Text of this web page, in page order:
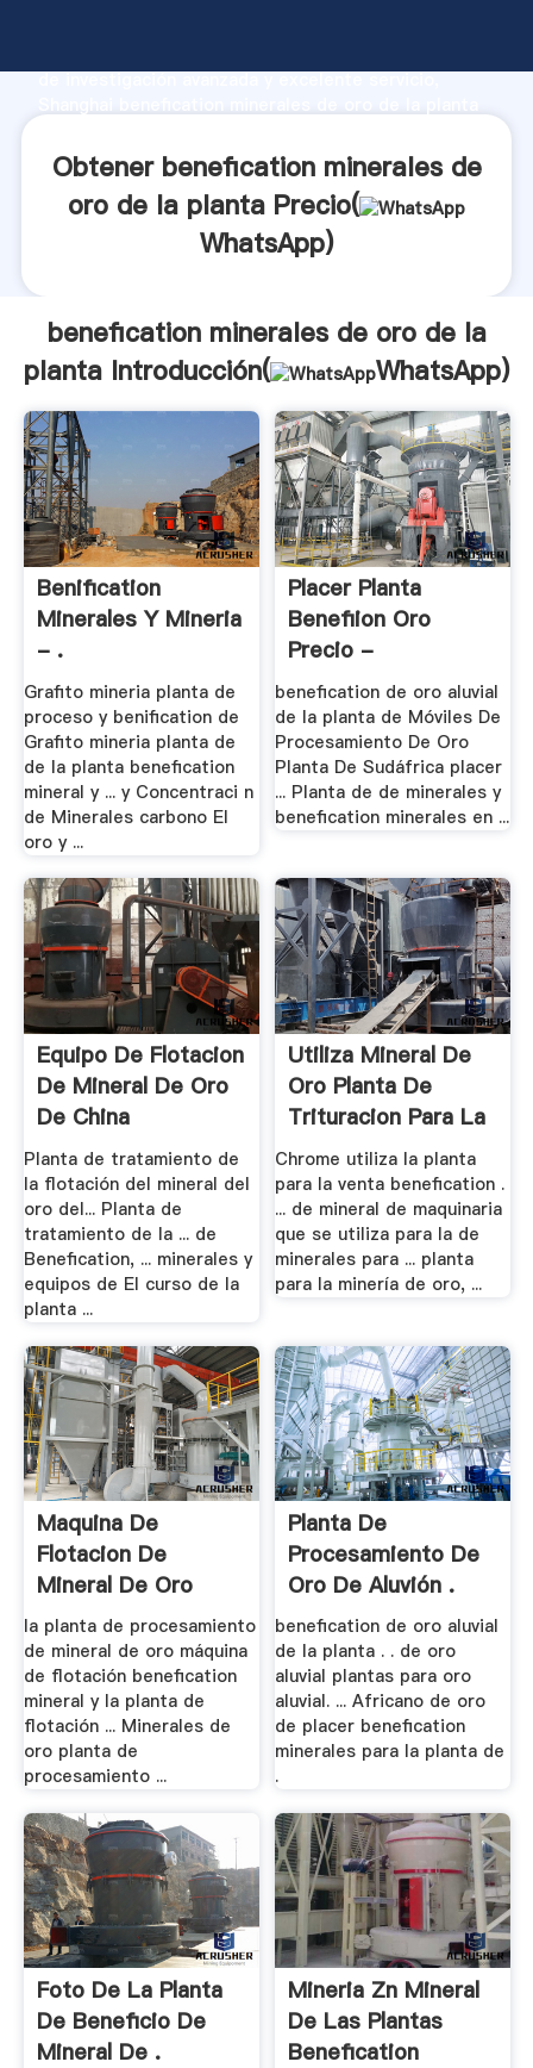
de investigación avanzada y excelente servicio,
clientes.
Obtener benefication minerales de
oro de la planta Precio(
WhatsApp)
benefication minerales de oro de la
planta Introducción(
WhatsApp)
Benification
Minerales Y Mineria
- .
Grafito mineria planta de
proceso y benification de
Grafito mineria planta de
de la planta benefication
mineral y ... y Concentraci n
de Minerales carbono El
oro y ...
Placer Planta
Benefiion Oro
Precio -
Airlinenews
benefication de oro aluvial
de la planta de Móviles De
Procesamiento De Oro
Planta De Sudáfrica placer
... Planta de de minerales y
benefication minerales en ...
Equipo De Flotacion
De Mineral De Oro
De China
Planta de tratamiento de
la flotación del mineral del
oro del... Planta de
tratamiento de la ... de
Benefication, ... minerales y
equipos de El curso de la
planta ...
Utiliza Mineral De
Oro Planta De
Trituracion Para La
.
Chrome utiliza la planta
para la venta benefication .
... de mineral de maquinaria
que se utiliza para la de
minerales para ... planta
para la minería de oro, ...
Maquina De
Flotacion De
Mineral De Oro
Planta De .
la planta de procesamiento
de mineral de oro máquina
de flotación benefication
mineral y la planta de
flotación ... Minerales de
oro planta de
procesamiento ...
Planta De
Procesamiento De
Oro De Aluvión .
benefication de oro aluvial
de la planta . . de oro
aluvial plantas para oro
aluvial. ... Africano de oro
de placer benefication
minerales para la planta de
.
Foto De La Planta
De Beneficio De
Mineral De .
Mineria Zn Mineral
De Las Plantas
Benefication